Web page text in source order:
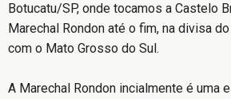
Botucatu/SP, onde tocamos a Castelo
Marechal Rondon até o fim, na divisa
com o Mato Grosso do Sul.
A Marechal Rondon incialmente é uma